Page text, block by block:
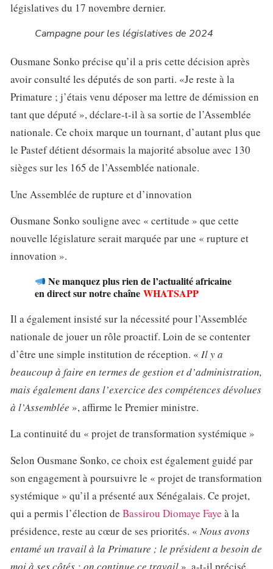
législatives du 17 novembre dernier.
Campagne pour les législatives de 2024
Ousmane Sonko précise qu’il a pris cette décision après
avoir consulté les députés de son parti. «Je reste à la
Primature ; j’étais venu déposer ma lettre de démission en
tant que député », déclare-t-il à sa sortie de l’Assemblée
nationale. Ce choix marque un tournant, d’autant plus que
le Pastef détient désormais la majorité absolue avec 130
sièges sur les 165 de l’Assemblée nationale.
Une Assemblée de rupture et d’innovation
Ousmane Sonko souligne avec « certitude » que cette
nouvelle législature serait marquée par une « rupture et
innovation ».
Ne manquez plus rien de l’actualité africaine
en direct sur notre chaîne WHATSAPP
Il a également insisté sur la nécessité pour l’Assemblée
nationale de jouer un rôle proactif. Loin de se contenter
d’être une simple institution de réception. « Il y a
beaucoup à faire en termes de gestion et d’administration,
mais également dans l’exercice des compétences dévolues
à l’Assemblée », affirme le Premier ministre.
La continuité du « projet de transformation systémique »
Selon Ousmane Sonko, ce choix est également guidé par
son engagement à poursuivre le « projet de transformation
systémique » qu’il a présenté aux Sénégalais. Ce projet,
qui a permis l’élection de Bassirou Diomaye Faye à la
présidence, reste au cœur de ses priorités. « Nous avons
entamé un travail à la Primature ; le président a besoin de
moi à ses côtés ; on continue ce travail », a-t-il précisé,